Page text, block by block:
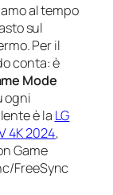
al tempo
sul
Per il
conta: è
Mode
ogni
è la LG
4K 2024,
Game
FreeSync